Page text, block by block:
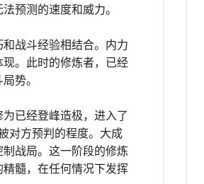
预测的速度和威力。
战斗经验相结合。内力
。此时的修炼者，已经
势。
已经登峰造极，进入了
对方预判的程度。大成
战局。这一阶段的修炼
髓，在任何情况下发挥